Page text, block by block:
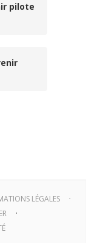
pilote
LÉGALES